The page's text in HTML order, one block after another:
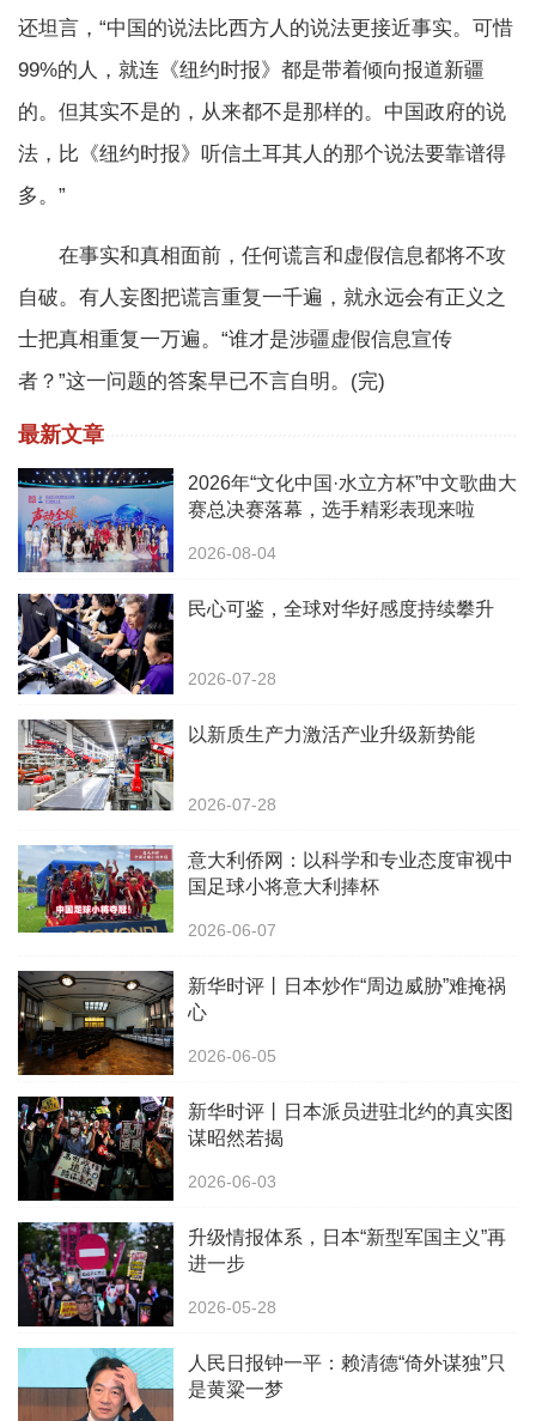
还坦言，“中国的说法比西方人的说法更接近事实。可惜
99%的人，就连《纽约时报》都是带着倾向报道新疆
的。但其实不是的，从来都不是那样的。中国政府的说
法，比《纽约时报》听信土耳其人的那个说法要靠谱得
多。”
在事实和真相面前，任何谎言和虚假信息都将不攻
自破。有人妄图把谎言重复一千遍，就永远会有正义之
士把真相重复一万遍。“谁才是涉疆虚假信息宣传
者？”这一问题的答案早已不言自明。(完)
最新文章
2026年“文化中国·水立方杯”中文歌曲大
赛总决赛落幕，选手精彩表现来啦
2026-08-04
民心可鉴，全球对华好感度持续攀升
2026-07-28
以新质生产力激活产业升级新势能
2026-07-28
意大利侨网：以科学和专业态度审视中
国足球小将意大利捧杯
2026-06-07
新华时评丨日本炒作“周边威胁”难掩祸
心
2026-06-05
新华时评丨日本派员进驻北约的真实图
谋昭然若揭
2026-06-03
升级情报体系，日本“新型军国主义”再
进一步
2026-05-28
人民日报钟一平：赖清德“倚外谋独”只
是黄粱一梦